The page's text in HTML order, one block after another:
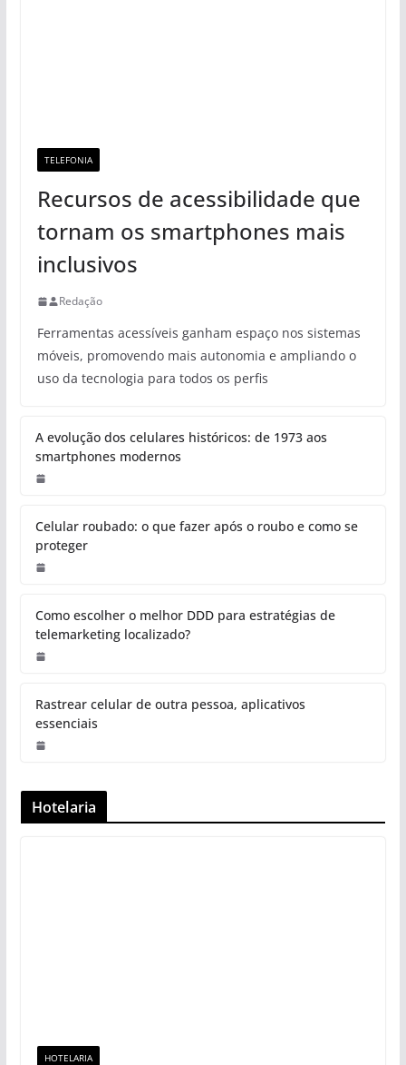
TELEFONIA
Recursos de acessibilidade que
tornam os smartphones mais
inclusivos
Redação
Ferramentas acessíveis ganham espaço nos sistemas
móveis, promovendo mais autonomia e ampliando o
uso da tecnologia para todos os perfis
A evolução dos celulares históricos: de 1973 aos
smartphones modernos
Celular roubado: o que fazer após o roubo e como se
proteger
Como escolher o melhor DDD para estratégias de
telemarketing localizado?
Rastrear celular de outra pessoa, aplicativos
essenciais
Hotelaria
HOTELARIA